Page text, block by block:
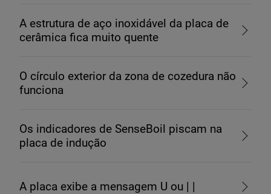
A estrutura de aço inoxidável da placa de
cerâmica fica muito quente
O círculo exterior da zona de cozedura não
funciona
Os indicadores de SenseBoil piscam na
placa de indução
A placa exibe a mensagem U ou | |